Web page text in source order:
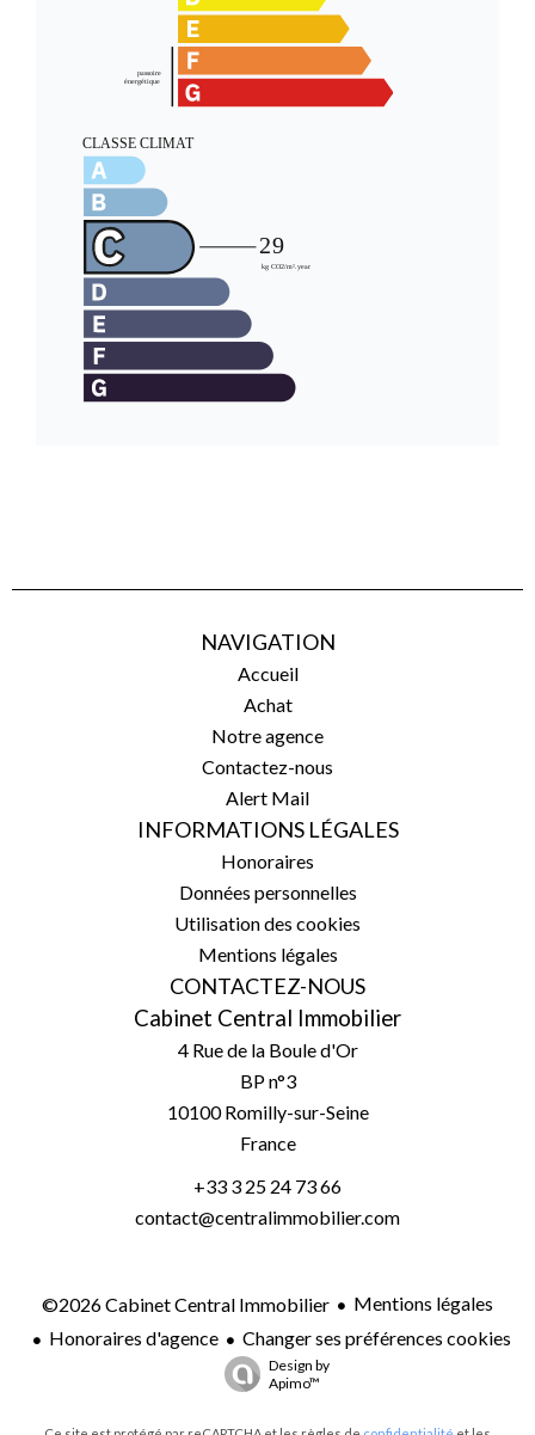
NAVIGATION
Accueil
Achat
Notre agence
Contactez-nous
Alert Mail
INFORMATIONS LÉGALES
Honoraires
Données personnelles
Utilisation des cookies
Mentions légales
CONTACTEZ-NOUS
Cabinet Central Immobilier
4 Rue de la Boule d'Or
BP n°3
10100Romilly-sur-Seine
France
+33 3 25 24 73 66
contact@centralimmobilier.com
©2026 Cabinet Central Immobilier
Mentions légales
Honoraires d'agence
Changer ses préférences cookies
Design by
Apimo™